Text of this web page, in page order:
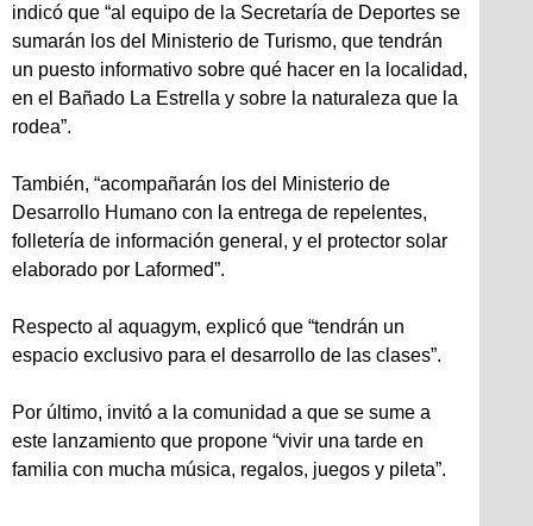
indicó que “al equipo de la Secretaría de Deportes se
sumarán los del Ministerio de Turismo, que tendrán
un puesto informativo sobre qué hacer en la localidad,
en el Bañado La Estrella y sobre la naturaleza que la
rodea”.
También, “acompañarán los del Ministerio de
Desarrollo Humano con la entrega de repelentes,
folletería de información general, y el protector solar
elaborado por Laformed”.
Respecto al aquagym, explicó que “tendrán un
espacio exclusivo para el desarrollo de las clases”.
Por último, invitó a la comunidad a que se sume a
este lanzamiento que propone “vivir una tarde en
familia con mucha música, regalos, juegos y pileta”.